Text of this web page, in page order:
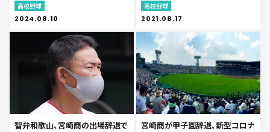
高校野球
2024.08.10
高校野球
2021.08.17
智弁和歌山、宮崎商の出場辞退で
宮崎商が甲子園辞退、新型コロナ